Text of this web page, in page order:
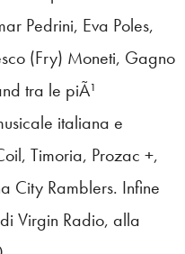
Pedrini, Eva Poles,
(Fry) Moneti, Gagno
tra le piÃ¹
italiana e
Timoria, Prozac +,
City Ramblers. Infine
Virgin Radio, alla